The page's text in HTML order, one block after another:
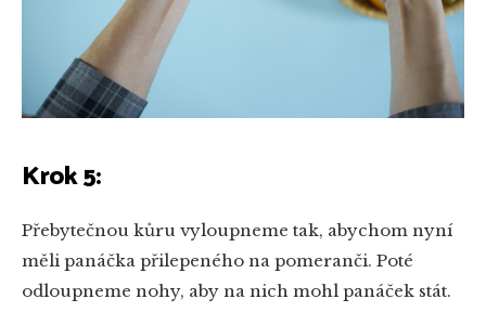
Krok 5:
Přebytečnou kůru vyloupneme tak, abychom nyní
měli panáčka přilepeného na pomeranči. Poté
odloupneme nohy, aby na nich mohl panáček stát.